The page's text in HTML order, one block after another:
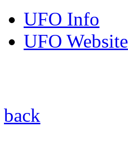
UFO Info
UFO Website
back